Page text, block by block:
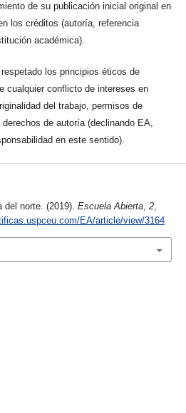
de su publicación inicial original en
los créditos (autoría, referencia
académica).
los principios éticos de
cualquier conflicto de intereses en
del trabajo, permisos de
de autoría (declinando EA,
en este sentido).
del norte. (2019). Escuela Abierta, 2,
EA/article/view/3164